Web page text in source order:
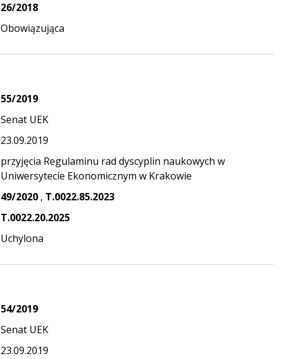
26/2018
Obowiązująca
55/2019
Senat UEK
23.09.2019
przyjęcia Regulaminu rad dyscyplin naukowych w
Uniwersytecie Ekonomicznym w Krakowie
49/2020, T.0022.85.2023
T.0022.20.2025
Uchylona
54/2019
Senat UEK
23.09.2019